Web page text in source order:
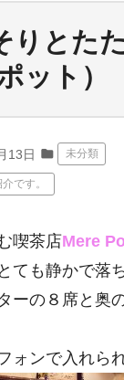
りとた
ット）
13日 folder 未分類
です。
喫茶店Mere
ても静かで落
の８席と奥
ォンで入れら